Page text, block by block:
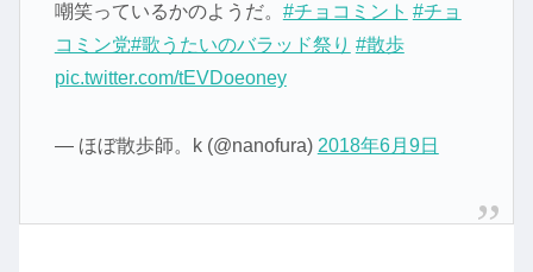
嘲笑っているかのようだ。 #チョコミント #チョ
コミン党#歌うたいのバラッド祭り #散歩
pic.twitter.com/tEVDoeoney
— ほぼ散歩師。k (@nanofura) 2018年6月9日